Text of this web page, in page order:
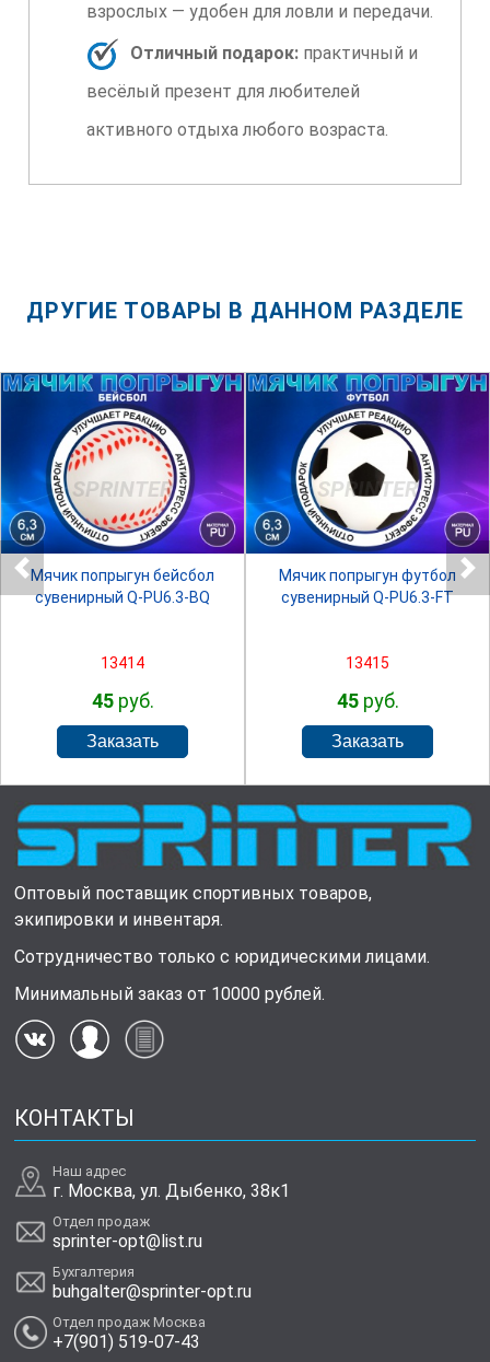
взрослых — удобен для ловли и передачи.
Отличный подарок:практичный и
весёлый презент для любителей
активного отдыха любого возраста.
ДРУГИЕ ТОВАРЫ В ДАННОМ РАЗДЕЛЕ
SPRINTER
Мячик попрыгун бейсбол
сувенирный Q-PU6.3-BQ
13414
45руб.
SPRINTER
Мячик попрыгун футбол
сувенирный Q-PU6.3-FT
13415
45руб.
Оптовый поставщик спортивных товаров,
экипировки и инвентаря.
Сотрудничество только с юридическими лицами.
Минимальный заказ от 10000 рублей.
КОНТАКТЫ
Наш адрес
г. Москва, ул. Дыбенко, 38к1
Отдел продаж
sprinter-opt@list.ru
Бухгалтерия
buhgalter@sprinter-opt.ru
Отдел продаж Москва
+7(901) 519-07-43